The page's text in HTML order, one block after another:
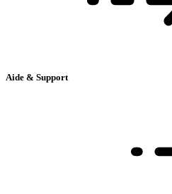
Aide & Support